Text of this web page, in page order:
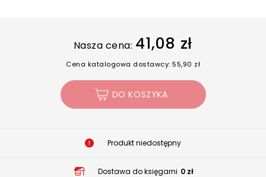
Nasza cena: 41,08 zł
Cena katalogowa dostawcy: 55,90 zł
DO KOSZYKA
Produkt niedostępny
Dostawa do księgarni 0 zł